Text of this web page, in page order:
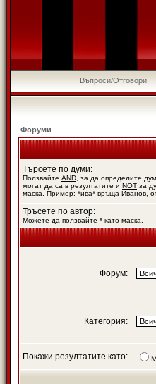
Въпроси/Отговори
Форуми
Търсете по думи:
Ползвайте AND , за да определите
могат да са в резултатите и NOT за
маска. Пример: *ива* връща Иванов,
Тръсете по автор:
Можете да ползвайте * като маска.
Форум:
Категория:
Покажи резултатите като: